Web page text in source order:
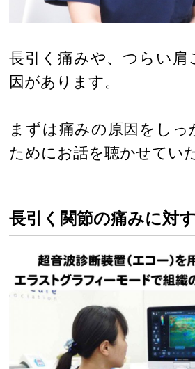
長引く痛みや、つらい肩
因があります。
まずは痛みの原因をしっ
ためにお話を聴かせてい
長引く関節の痛みに対